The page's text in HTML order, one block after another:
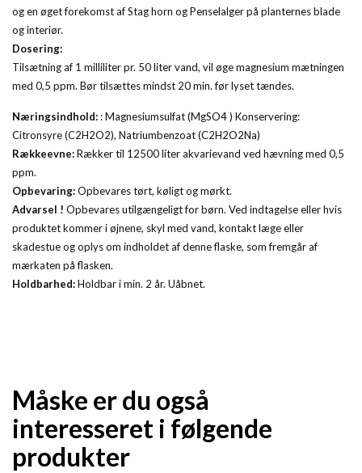
og en øget forekomst af Stag horn og Penselalger på planternes blade
og interiør.
Dosering:
Tilsætning af 1 milliliter pr. 50 liter vand, vil øge magnesium mætningen
med 0,5 ppm. Bør tilsættes mindst 20 min. før lyset tændes.
Næringsindhold: : Magnesiumsulfat (MgSO4 ) Konservering:
Citronsyre (C2H2O2), Natriumbenzoat (C2H2O2Na)
Rækkeevne:Rækker til 12500 liter akvarievand ved hævning med 0,5
ppm.
Opbevaring:Opbevares tørt, køligt og mørkt.
Advarsel ! Opbevares utilgængeligt for børn. Ved indtagelse eller hvis
produktet kommer i øjnene, skyl med vand, kontakt læge eller
skadestue og oplys om indholdet af denne flaske, som fremgår af
mærkaten på flasken.
Holdbarhed:Holdbar i min. 2 år. Uåbnet.
Måske er du også
interesseret i følgende
produkter